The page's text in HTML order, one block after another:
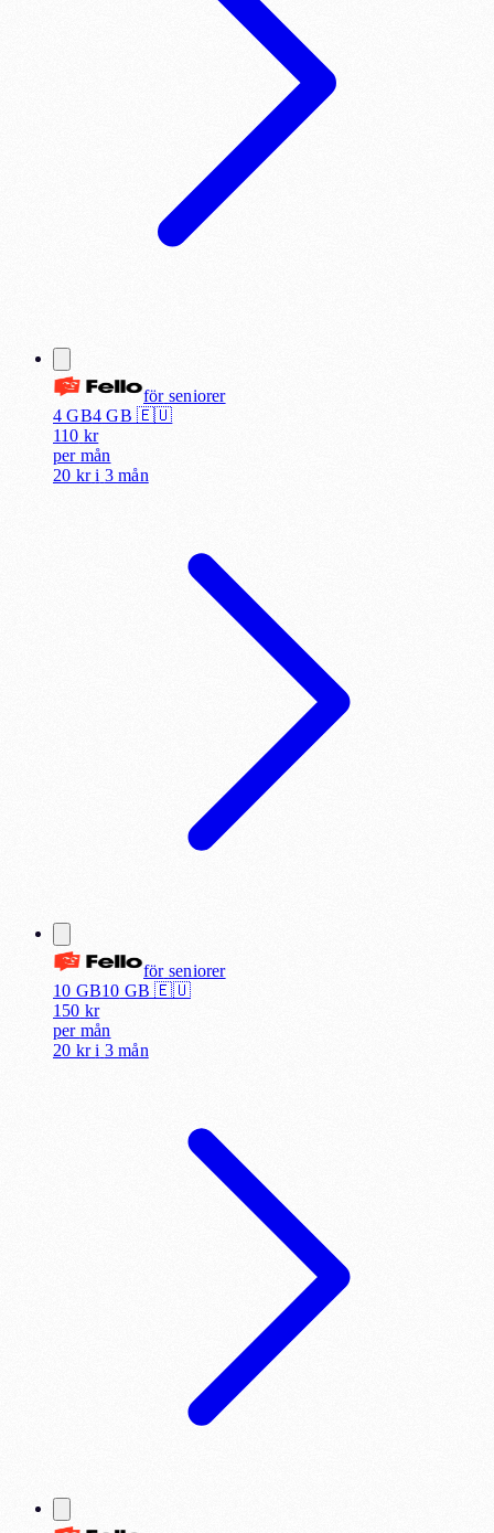
för seniorer
4 GB4 GB 🇪🇺
110 kr
per mån
20 kr i 3 mån
för seniorer
10 GB10 GB 🇪🇺
150 kr
per mån
20 kr i 3 mån